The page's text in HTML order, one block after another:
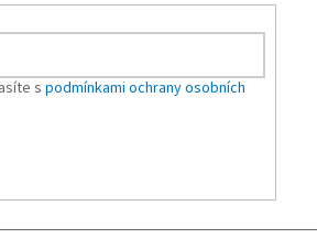
s podmínkami ochrany osobních